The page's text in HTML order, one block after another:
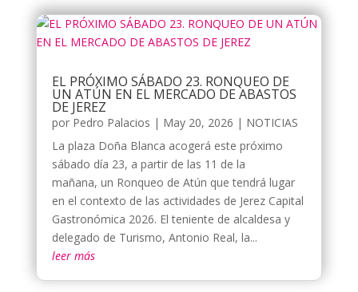
EL PRÓXIMO SÁBADO 23. RONQUEO DE
UN ATÚN EN EL MERCADO DE ABASTOS
DE JEREZ
por Pedro Palacios | May 20, 2026 | NOTICIAS
La plaza Doña Blanca acogerá este próximo
sábado día 23, a partir de las 11 de la
mañana, un Ronqueo de Atún que tendrá lugar
en el contexto de las actividades de Jerez Capital
Gastronómica 2026. El teniente de alcaldesa y
delegado de Turismo, Antonio Real, la...
leer más